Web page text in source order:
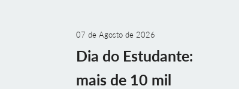
07 de Agosto de 2026
Dia do Estudante:
mais de 10 mil